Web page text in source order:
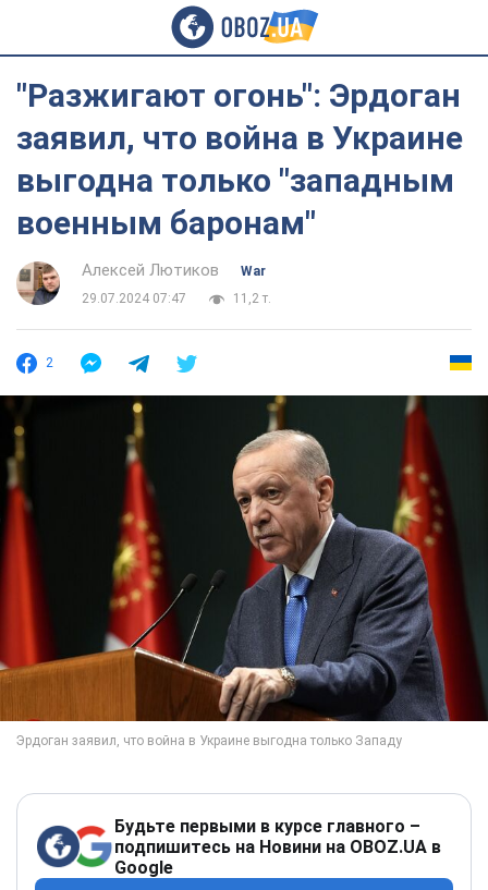
"Разжигают огонь": Эрдоган
заявил, что война в Украине
выгодна только "западным
военным баронам"
Алексей Лютиков
War
29.07.2024 07:47
11,2 т.
2
Будьте первыми в курсе главного –
подпишитесь на Новини на OBOZ.UA в
Google